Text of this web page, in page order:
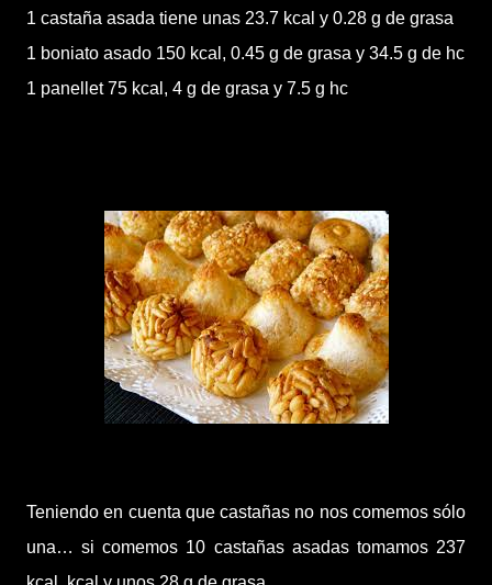
1 castaña asada tiene unas 23.7 kcal y 0.28 g de grasa
1 boniato asado 150 kcal, 0.45 g de grasa y 34.5 g de hc
1 panellet 75 kcal, 4 g de grasa y 7.5 g hc
Teniendo en cuenta que castañas no nos comemos sólo
una… si comemos 10 castañas asadas tomamos 237